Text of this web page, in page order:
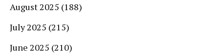
August 2025 (188)
July 2025 (215)
June 2025 (210)